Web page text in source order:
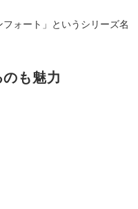
ォート」というシリーズ名
も魅力